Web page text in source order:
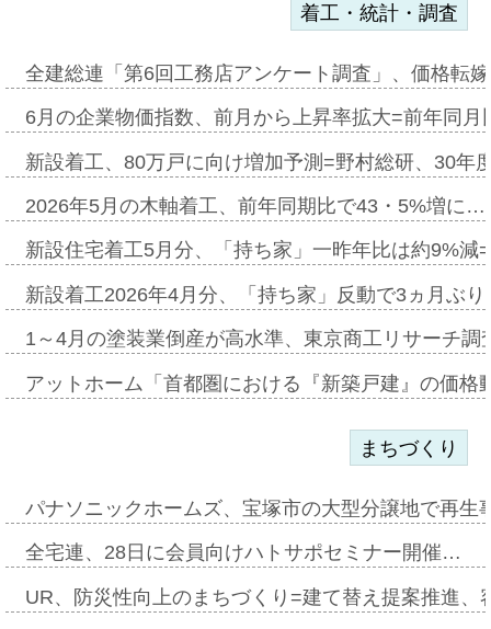
着工・統計・調査
全建総連「第6回工務店アンケート調査」、価格転
6月の企業物価指数、前月から上昇率拡大=前年同
新設着工、80万戸に向け増加予測=野村総研、30年
2026年5月の木軸着工、前年同期比で43・5%増に…
新設住宅着工5月分、「持ち家」一昨年比は約9%
新設着工2026年4月分、「持ち家」反動で3ヵ月ぶ
1～4月の塗装業倒産が高水準、東京商工リサーチ
アットホーム「首都圏における『新築戸建』の価
まちづくり
パナソニックホームズ、宝塚市の大型分譲地で再
全宅連、28日に会員向けハトサポセミナー開催…
UR、防災性向上のまちづくり=建て替え提案推進